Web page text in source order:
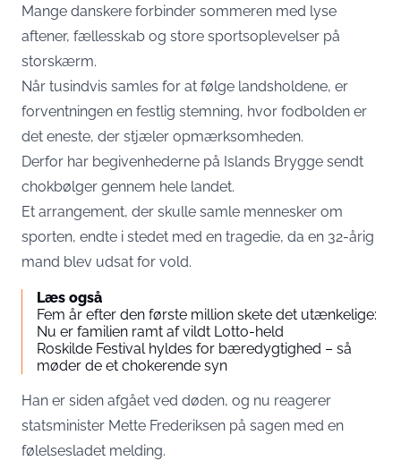
Mange danskere forbinder sommeren med lyse
aftener, fællesskab og store sportsoplevelser på
storskærm.
Når tusindvis samles for at følge landsholdene, er
forventningen en festlig stemning, hvor fodbolden er
det eneste, der stjæler opmærksomheden.
Derfor har begivenhederne på Islands Brygge sendt
chokbølger gennem hele landet.
Et arrangement, der skulle samle mennesker om
sporten, endte i stedet med en tragedie, da en 32-årig
mand blev udsat for vold.
Læs også
Fem år efter den første million skete det utænkelige:
Nu er familien ramt af vildt Lotto-held
Roskilde Festival hyldes for bæredygtighed – så
møder de et chokerende syn
Han er siden afgået ved døden, og nu reagerer
statsminister Mette Frederiksen på sagen med en
følelsesladet melding.